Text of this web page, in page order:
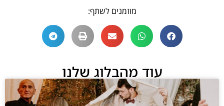
מוזמנים לשתף:
עוד מהבלוג שלנו